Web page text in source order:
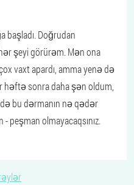
başladı. Doğrudan
şeyi görürəm. Mən ona
vaxt apardı, amma yenə də
həftə sonra daha şən oldum,
bu dərmanın nə qədər
peşman olmayacaqsınız.